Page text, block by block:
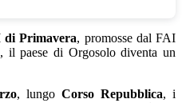
di Primavera, promosse dalFAI
, il paese di Orgosolodiventa un
, lungoCorso Repubblica, i